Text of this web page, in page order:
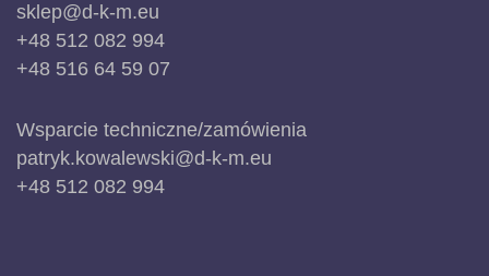
sklep@d-k-m.eu
+48 512 082 994
+48 516 64 59 07
Wsparcie techniczne/zamówienia
patryk.kowalewski@d-k-m.eu
+48 512 082 994